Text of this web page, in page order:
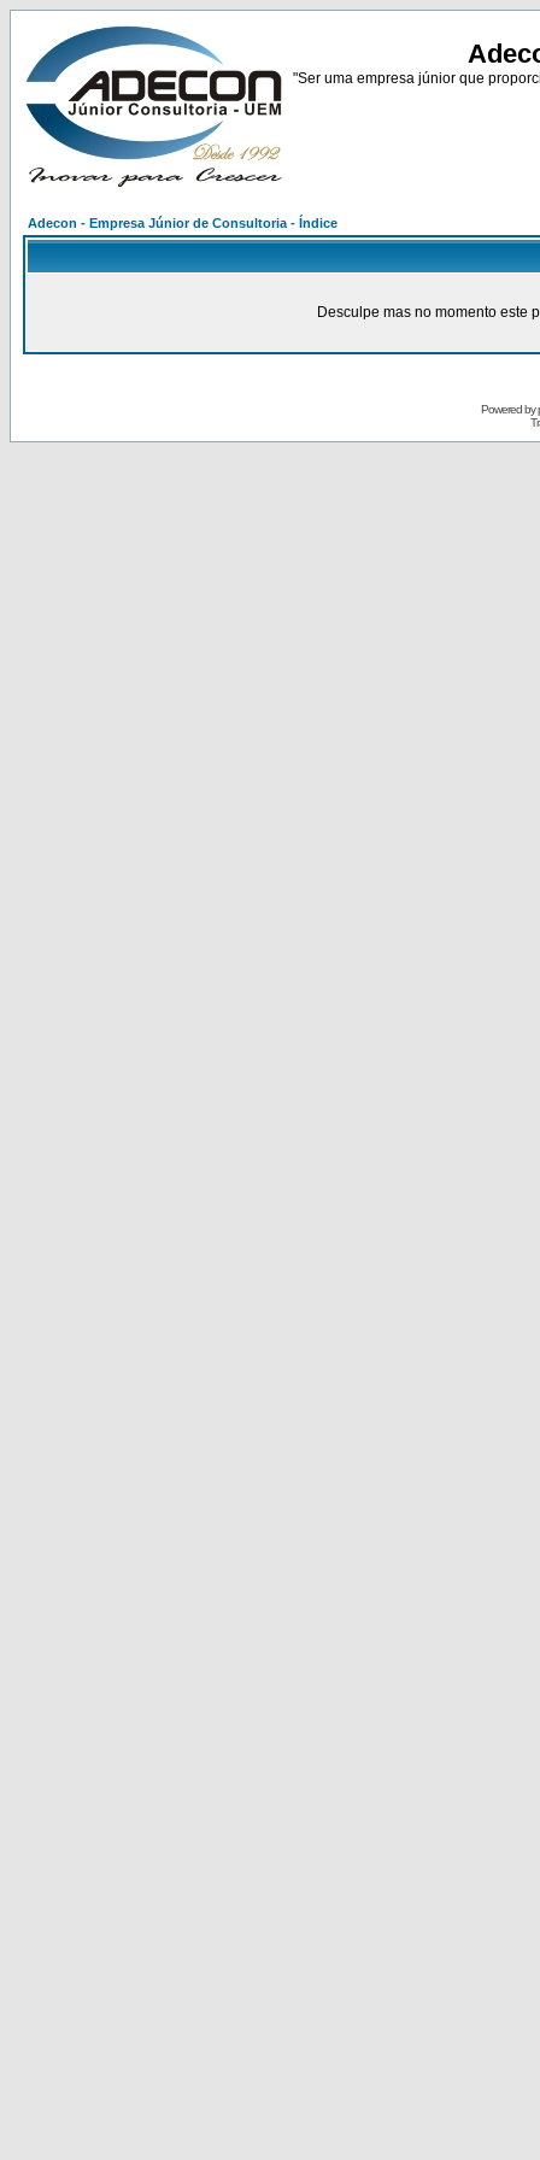
"Ser uma empresa júnior que
Adecon - Empresa Júnior de Consultoria - Índice
Desculpe mas no momento este
Powered by